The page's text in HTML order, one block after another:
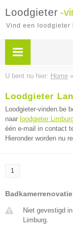
Loodgieter -
Vind een loodgieter
U bent nu hier: Home »
Loodgieter
Loodgieter-vinden.be
naar loodgieter
één e-mail in contact
Hieronder worden nu
1
Niet gevestigd
Limburg.